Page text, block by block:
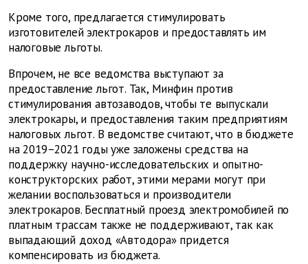
Кроме того, предлагается стимулировать
изготовителей электрокаров и предоставлять им
налоговые льготы.
Впрочем, не все ведомства выступают за
предоставление льгот. Так, Минфин против
стимулирования автозаводов, чтобы те выпускали
электрокары, и предоставления таким предприятиям
налоговых льгот. В ведомстве считают, что в бюджете
на 2019–2021 годы уже заложены средства на
поддержку научно-исследовательских и опытно-
конструкторских работ, этими мерами могут при
желании воспользоваться и производители
электрокаров. Бесплатный проезд электромобилей по
платным трассам также не поддерживают, так как
выпадающий доход «Автодора» придется
компенсировать из бюджета.